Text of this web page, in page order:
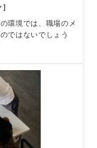
環境では、職場のメ
ではないでしょう